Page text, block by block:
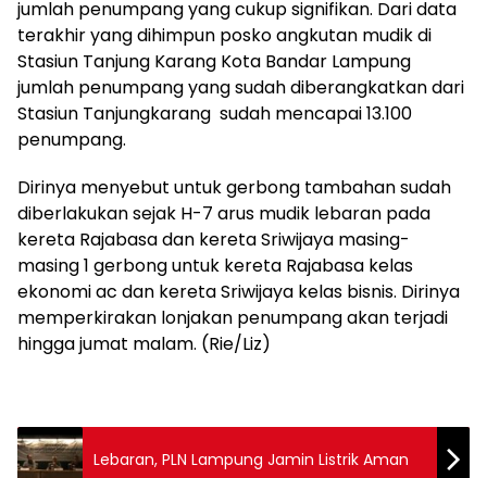
jumlah penumpang yang cukup signifikan. Dari data
terakhir yang dihimpun posko angkutan mudik di
Stasiun Tanjung Karang Kota Bandar Lampung
jumlah penumpang yang sudah diberangkatkan dari
Stasiun Tanjungkarang sudah mencapai 13.100
penumpang.
Dirinya menyebut untuk gerbong tambahan sudah
diberlakukan sejak H-7 arus mudik lebaran pada
kereta Rajabasa dan kereta Sriwijaya masing-
masing 1 gerbong untuk kereta Rajabasa kelas
ekonomi ac dan kereta Sriwijaya kelas bisnis. Dirinya
memperkirakan lonjakan penumpang akan terjadi
hingga jumat malam. (Rie/Liz)
Lebaran, PLN Lampung Jamin Listrik Aman